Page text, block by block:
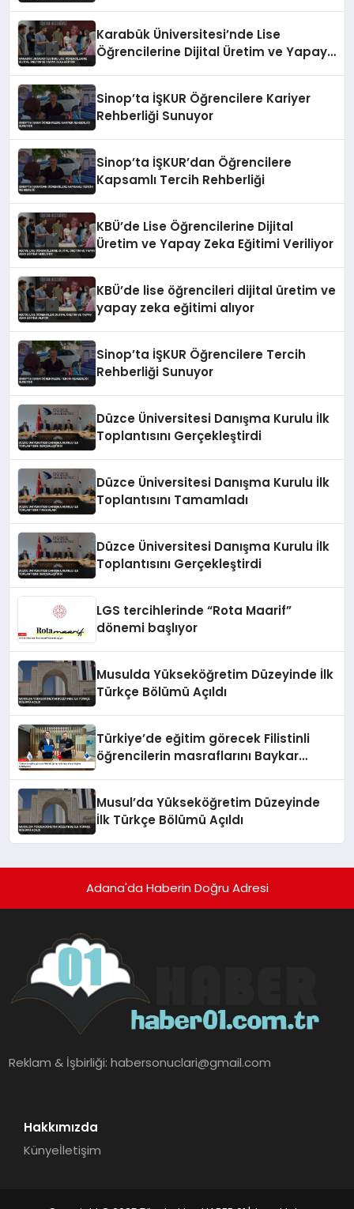
Karabük Üniversitesi’nde Lise
Öğrencilerine Dijital Üretim ve Yapay
Sinop’ta İŞKUR Öğrencilere Kariyer
Rehberliği Sunuyor
Sinop’ta İŞKUR’dan Öğrencilere
Kapsamlı Tercih Rehberliği
KBÜ’de Lise Öğrencilerine Dijital
Üretim ve Yapay Zeka Eğitimi Veriliyor
KBÜ’de lise öğrencileri dijital üretim ve
yapay zeka eğitimi alıyor
Sinop’ta İŞKUR Öğrencilere Tercih
Rehberliği Sunuyor
Düzce Üniversitesi Danışma Kurulu İlk
Toplantısını Gerçekleştirdi
Düzce Üniversitesi Danışma Kurulu İlk
Toplantısını Tamamladı
Düzce Üniversitesi Danışma Kurulu İlk
Toplantısını Gerçekleştirdi
LGS tercihlerinde “Rota Maarif”
dönemi başlıyor
Musulda Yükseköğretim Düzeyinde İlk
Türkçe Bölümü Açıldı
Türkiye’de eğitim görecek Filistinli
öğrencilerin masraflarını Baykar
Musul’da Yükseköğretim Düzeyinde
İlk Türkçe Bölümü Açıldı
Adana'da Haberin Doğru Adresi
Reklam & İşbirliği:habersonuclari@gmail.com
Hakkımızda
Künyeİletişim